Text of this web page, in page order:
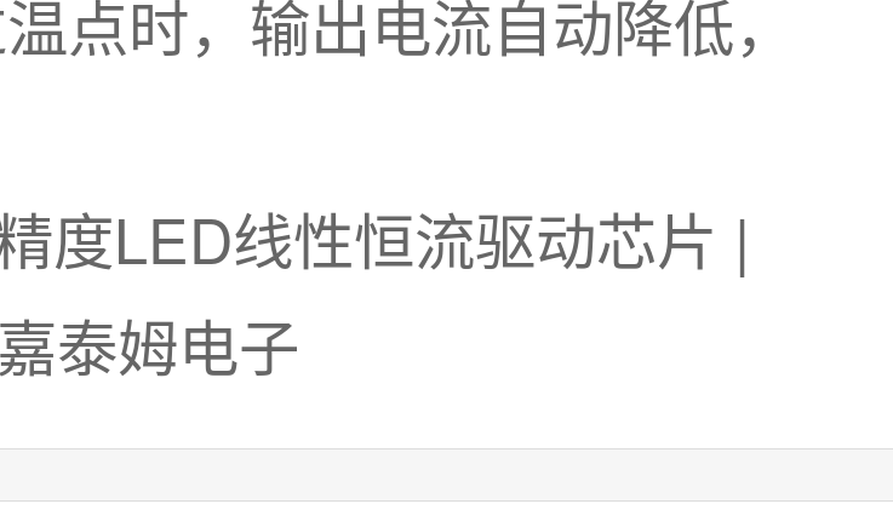
点时，输出电流自动降低，